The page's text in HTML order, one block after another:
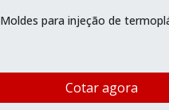
Moldes para injeção de
Cotar agora